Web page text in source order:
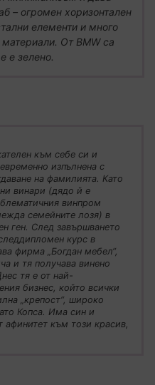
– огромен хоризонтален
елементи и много
От BMW са
е зелено.
към себе си и
изпълнена с
на фамилията. Като
винари (дядо й е
винпром
семейните лозя) в
ген. След завършването
курс в
фирма „Богдан мебел“,
и тя получава винено
тя е от най-
бизнес, който всички
„крепост“, широко
Копса. Има син и
към този красив,